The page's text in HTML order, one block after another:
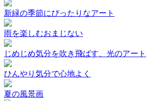
新緑の季節にぴったりなアート
雨を楽しむおまじない
じめじめ気分を吹き飛ばす、光のアート
ひんやり気分で心地よく
夏の風景画